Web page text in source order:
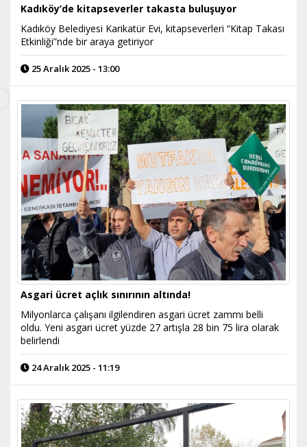
Kadıköy’de kitapseverler takasta buluşuyor
Kadıköy Belediyesi Karikatür Evi, kitapseverleri “Kitap Takası
Etkinliği”nde bir araya getiriyor
25 Aralık 2025 - 13:00
Asgari ücret açlık sınırının altında!
Milyonlarca çalışanı ilgilendiren asgari ücret zammı belli
oldu. Yeni asgari ücret yüzde 27 artışla 28 bin 75 lira olarak
belirlendi
24 Aralık 2025 - 11:19